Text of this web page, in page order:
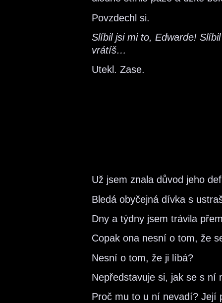
Povzdechl si.
Slíbil jsi mi to, Edwarde!
vrátíš…
Utekl. Zase.
Už jsem znala důvod jeho
Bledá obyčejná dívka s
Dny a týdny jsem trávila
Copak ona nesní o tom, že
Nesní o tom, že ji líbá?
Nepředstavuje si, jak se s ní
Proč mu to u ní nevadí? Její